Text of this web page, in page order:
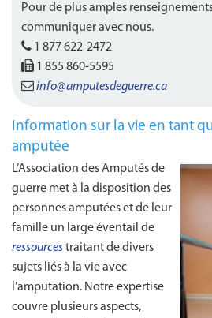
Pour de plus amples
communiquer avec nous.
1 877 622-2472
1 855 860-5595
info@amputesdeguerre.ca
Information sur la vie en tant
amputée
L’Association des Amputés de
guerre met à la disposition des
personnes amputées et de leur
famille un large éventail de
ressourcestraitant de divers
sujets liés à la vie avec
l’amputation. Notre expertise
couvre plusieurs aspects,